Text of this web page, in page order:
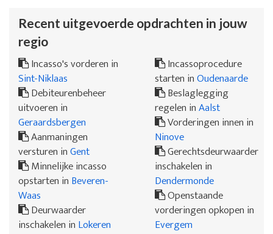
Recent uitgevoerde opdrachten in jouw
regio
Incasso's vorderen in
Sint-Niklaas
Debiteurenbeheer
uitvoeren in
Geraardsbergen
Aanmaningen
versturen inGent
Minnelijke incasso
opstarten in Beveren-
Waas
Deurwaarder
inschakelen in Lokeren
Incassoprocedure
starten inOudenaarde
Beslaglegging
regelen inAalst
Vorderingen innen in
Ninove
Gerechtsdeurwaarder
inschakelen in
Dendermonde
Openstaande
vorderingen opkopen in
Evergem